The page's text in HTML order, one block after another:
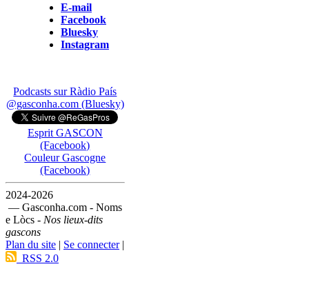
E-mail
Facebook
Bluesky
Instagram
Podcasts sur Ràdio País
@gasconha.com (Bluesky)
Esprit GASCON
(Facebook)
Couleur Gascogne
(Facebook)
2024-2026
— Gasconha.com - Noms
e Lòcs - Nos lieux-dits
gascons
Plan du site | Se connecter|
RSS 2.0